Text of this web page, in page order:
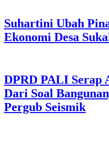
Suhartini Ubah
Ekonomi Desa
DPRD PALI Serap
Dari Soal
Pergub Seismik